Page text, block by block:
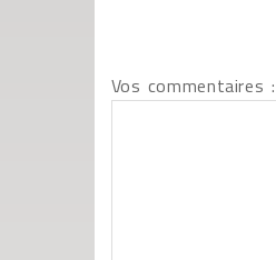
Vos commentaires :